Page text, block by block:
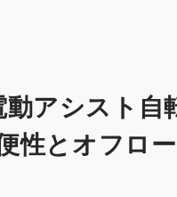
アシスト自
性とオフロ